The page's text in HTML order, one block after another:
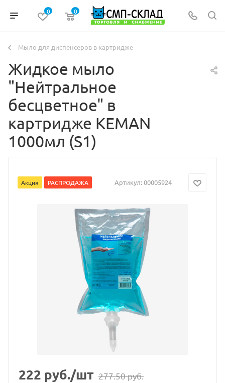
0 0
Мыло для диспенсеров в картридже
Жидкое мыло
"Нейтральное
бесцветное" в
картридже KEMAN
1000мл (S1)
Акция РАСПРОДАЖА Артикул:00005924
222 руб./шт 277.50руб.